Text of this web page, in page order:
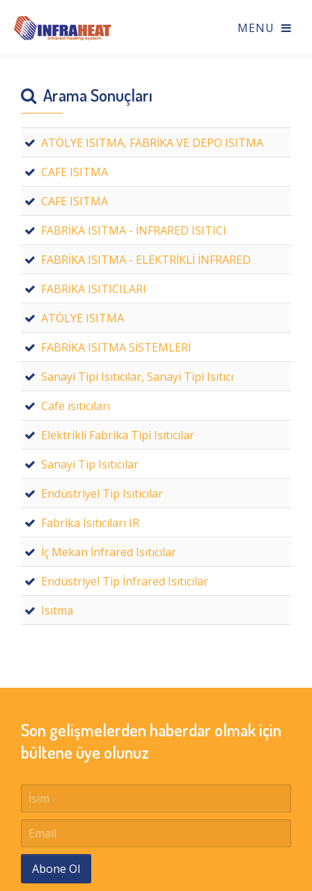
Arama Sonuçları
ATÖLYE ISITMA, FABRİKA VE DEPO ISITMA
CAFE ISITMA
CAFE ISITMA
FABRİKA ISITMA - İNFRARED ISITICI
FABRİKA ISITMA - ELEKTRİKLİ İNFRARED
FABRİKA ISITICILARI
ATÖLYE ISITMA
FABRİKA ISITMA SİSTEMLERİ
Sanayi Tipi Isıtıcılar, Sanayi Tipi Isıtıcı
Cafe ısıtıcıları
Elektrikli Fabrika Tipi Isıtıcılar
Sanayi Tip Isıtıcılar
Endüstriyel Tip Isıtıcılar
Fabrika Isıtıcıları IR
İç Mekan İnfrared Isıtıcılar
Endüstriyel Tip İnfrared Isıtıcılar
Isıtma
Son gelişmelerden haberdar olmak için
bültene üye olunuz
Abone Ol